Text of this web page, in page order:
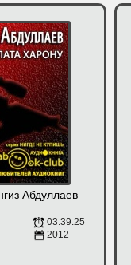
Абдуллаев
03:39:25
2012